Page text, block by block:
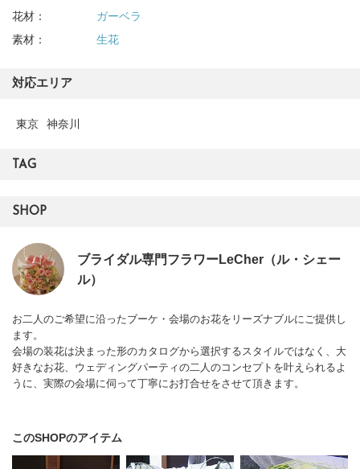
花材：
ガーベラ
素材：
生花
対応エリア
東京 神奈川
TAG
SHOP
ブライダル専門フラワーLeCher（ル・シェー
ル）
お二人のご希望に沿ったブーケ・会場のお花をリーズナブルにご提供し
ます。
会場の装花は決まった形のカタログから選択するスタイルではなく、大
好きなお花、ウェディングパーティの二人のコンセプトを叶えられるよ
うに、実際の会場に伺って丁寧にお打合せをさせて頂きます。
このSHOPのアイテム